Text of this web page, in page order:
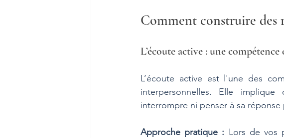
Comment construire des
L’écoute active : une compétence
L’écoute active est l'une des
interpersonnelles. Elle
interrompre ni penser à sa
Approche pratique : Lors de vos